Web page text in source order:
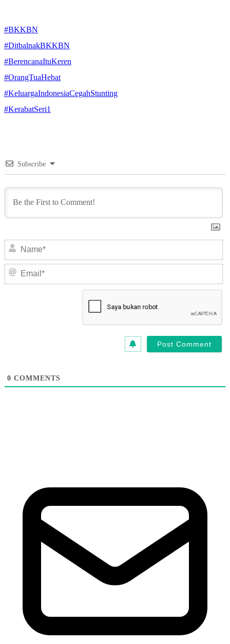
#BKKBN
#DitbalnakBKKBN
#BerencanaItuKeren
#OrangTuaHebat
#KeluargaIndonesiaCegahStunting
#KerabatSeri1
Subscribe
0 COMMENTS